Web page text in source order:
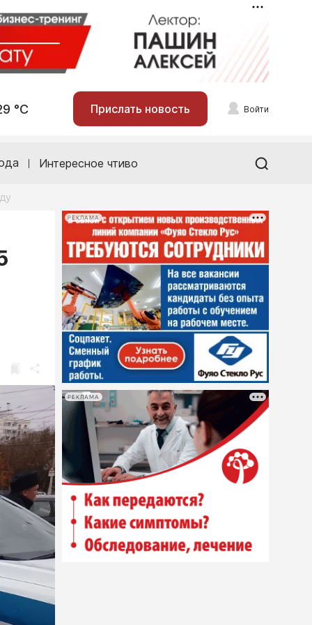
°С Прислать новость Войти
Интересное чтиво
РЕКЛАМА
РЕКЛАМА